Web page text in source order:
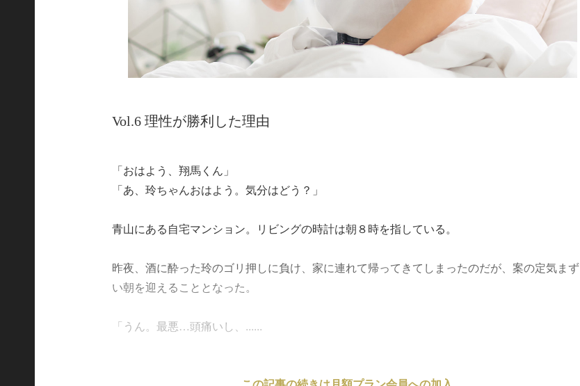
Vol.6 理性が勝利した理由
「おはよう、翔馬くん」
「あ、玲ちゃんおはよう。気分はどう？」
青山にある自宅マンション。リビングの時計は朝８時を指している。
昨夜、酒に酔った玲のゴリ押しに負け、家に連れて帰ってきてしまったのだが、案の定気まず
い朝を迎えることとなった。
「うん。最悪…頭痛いし、......